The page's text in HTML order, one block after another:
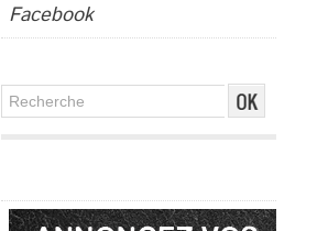
Facebook